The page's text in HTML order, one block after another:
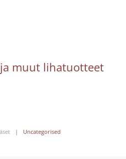
muut lihatuotteet
Uncategorised